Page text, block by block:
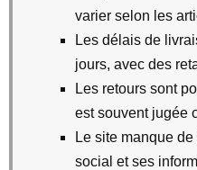
varier selon les
Les délais de
jours, avec des
Les retours sont
est souvent jugée
Le site manque
social et ses